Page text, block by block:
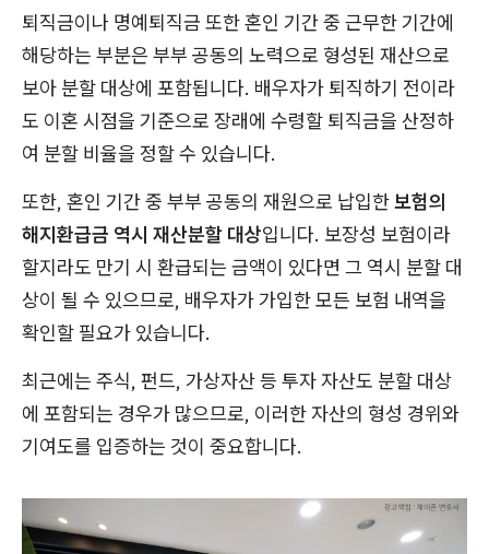
퇴직금이나 명예퇴직금 또한 혼인 기간 중 근무한 기간에
해당하는 부분은 부부 공동의 노력으로 형성된 재산으로
보아 분할 대상에 포함됩니다. 배우자가 퇴직하기 전이라
도 이혼 시점을 기준으로 장래에 수령할 퇴직금을 산정하
여 분할 비율을 정할 수 있습니다.
또한, 혼인 기간 중 부부 공동의 재원으로 납입한보험의
해지환급금 역시 재산분할 대상입니다. 보장성 보험이라
할지라도 만기 시 환급되는 금액이 있다면 그 역시 분할 대
상이 될 수 있으므로, 배우자가 가입한 모든 보험 내역을
확인할 필요가 있습니다.
최근에는 주식, 펀드, 가상자산 등 투자 자산도 분할 대상
에 포함되는 경우가 많으므로, 이러한 자산의 형성 경위와
기여도를 입증하는 것이 중요합니다.